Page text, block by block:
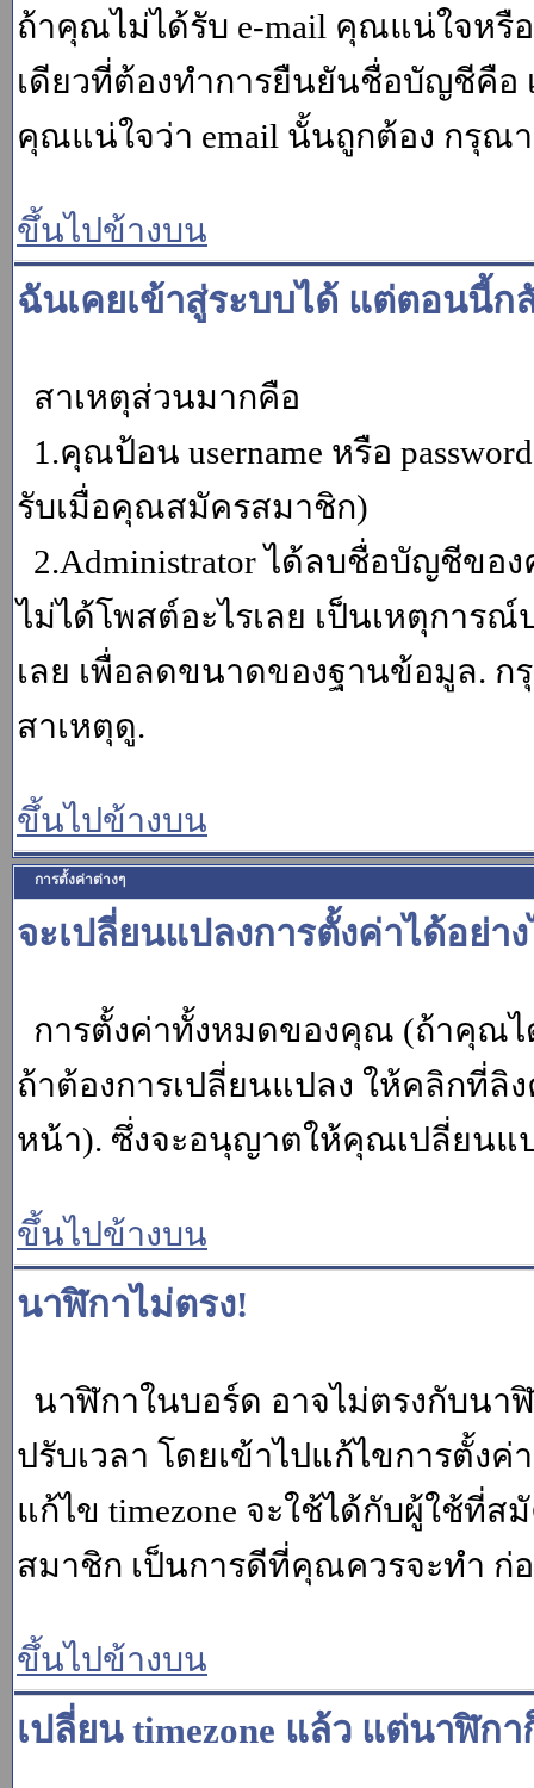
ถ้าคุณไม่ได้รับ e-mail คุณแน่ใจหรื
เดียวที่ต้องทำการยืนยันชื่อบัญชีคือ
คุณแน่ใจว่า email นั้นถูกต้อง กรุณ
ขึ้นไปข้างบน
ฉันเคยเข้าสู่ระบบได้ แต่ตอนนี้ก
สาเหตุส่วนมากคือ
1.คุณป้อน username หรือ
รับเมื่อคุณสมัครสมาชิก)
2.Administrator ได้ลบชื่อบัญชีขอ
ไม่ได้โพสต์อะไรเลย เป็นเหตุการ
เลย เพื่อลดขนาดของฐานข้อมูล.
สาเหตุดู.
ขึ้นไปข้างบน
การตั้งค่าต่างๆ
จะเปลี่ยนแปลงการตั้งค่าได้อย่าง
การตั้งค่าทั้งหมดของคุณ (ถ้าคุณไ
ถ้าต้องการเปลี่ยนแปลง ให้คลิกที่ลิ
หน้า). ซึ่งจะอนุญาตให้คุณเปลี่ยนแ
ขึ้นไปข้างบน
นาฬิกาไม่ตรง!
นาฬิกาในบอร์ด อาจไม่ตรงกับน
ปรับเวลา โดยเข้าไปแก้ไขการตั้ง
แก้ไข timezone จะใช้ได้กับผู้ใช้ที่
สมาชิก เป็นการดีที่คุณควรจะทำ
ขึ้นไปข้างบน
เปลี่ยน timezone แล้ว แต่นาฬิกา